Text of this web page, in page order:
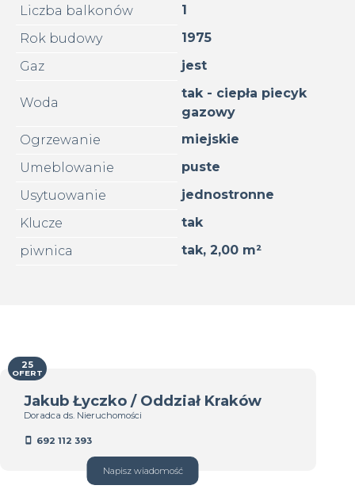
Liczba balkonów
1
Rok budowy
1975
Gaz
jest
Woda
tak - ciepła piecyk
gazowy
Ogrzewanie
miejskie
Umeblowanie
puste
Usytuowanie
jednostronne
Klucze
tak
piwnica
tak, 2,00 m²
Jakub Łyczko / Oddział Kraków
Doradca ds. Nieruchomości
692 112 393
Napisz wiadomość
25
OFERT